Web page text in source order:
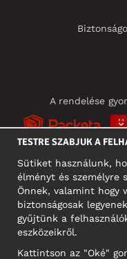
A rendelése
TESTRE SZABJUK A
Sütiket használunk,
élményt és személyre
Önnek, valamint hogy
biztonságosak
gyűjtünk a
eszközeikről.
Kattintson az "Oké"